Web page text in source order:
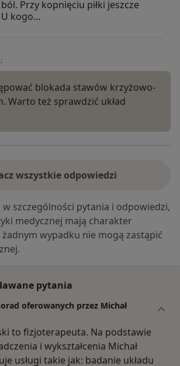
Przy kopnięciu piłki jeszcze
kogo…
blokada stawów krzyżowo-
Warto też sprawdzić układ
wszystkie odpowiedzi
szczególności pytania i odpowiedzi,
medycznej mają charakter
wypadku nie mogą zastąpić
pytania
oferowanych przez Michał
to fizjoterapeuta. Na podstawie
i wykształcenia Michał
usługi takie jak: badanie układu